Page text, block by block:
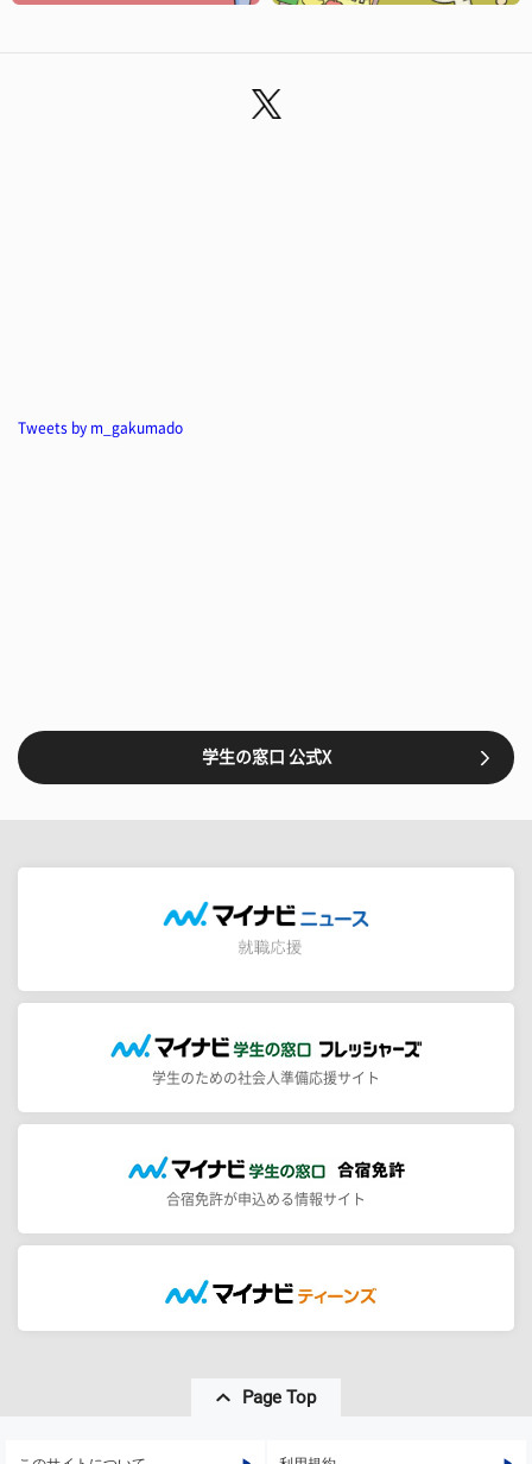
Tweets by m_gakumado
学生の窓口 公式X
学生のための社会人準備応援サイト
合宿免許が申込める情報サイト
Page Top